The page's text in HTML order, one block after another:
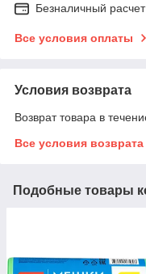
Безналичный расчет
Все условия оплаты
Условия возврата
Возврат товара в
Все условия возврата
Подобные товары